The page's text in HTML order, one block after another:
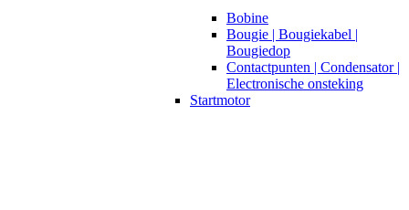
Bobine
Bougie | Bougiekabel |
Bougiedop
Contactpunten | Condensator |
Electronische onsteking
Startmotor